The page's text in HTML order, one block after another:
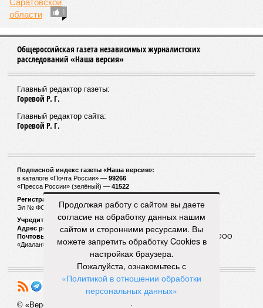
1
Общероссийская газета независимых журналистских
расследований «Наша версия»
Главный редактор газеты:
Горевой Р. Г.
Главный редактор сайта:
Горевой Р. Г.
Подписной индекс газеты «Наша версия»:
в каталоге «Почта России» — 99266
«Пресса России» (зелёный) — 41522
Регистрационный номер Роскомнадзора
Эл № ФС77-53847 от 26.04.2013.
Учредитель ООО «Версия»
Адрес редакции:123100, Россия, Москва, улица 1905 года, 7с1
Почтовый адрес редакции:
123022, Россия, Москва, а/я 29. для ООО
«Диалан»
© «Версия»
Продолжая работу с сайтом вы даете
согласие на обработку данных нашим
сайтом и сторонними ресурсами. Вы
можете запретить обработку Cookies в
настройках браузера.
Пожалуйста, ознакомьтесь с
«Политикой в отношении обработки
персональных данных»
.